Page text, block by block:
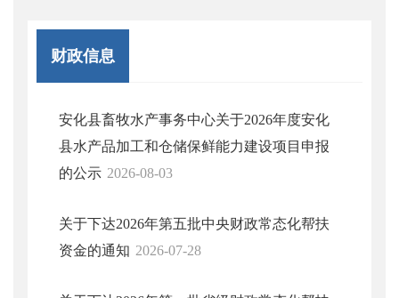
财政信息
安化县畜牧水产事务中心关于2026年度安化
县水产品加工和仓储保鲜能力建设项目申报
的公示 2026-08-03
关于下达2026年第五批中央财政常态化帮扶
资金的通知 2026-07-28